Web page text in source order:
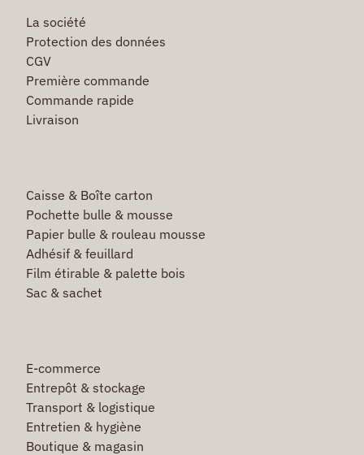
La société
Protection des données
CGV
Première commande
Commande rapide
Livraison
Caisse & Boîte carton
Pochette bulle & mousse
Papier bulle & rouleau mousse
Adhésif & feuillard
Film étirable & palette bois
Sac & sachet
E-commerce
Entrepôt & stockage
Transport & logistique
Entretien & hygiène
Boutique & magasin